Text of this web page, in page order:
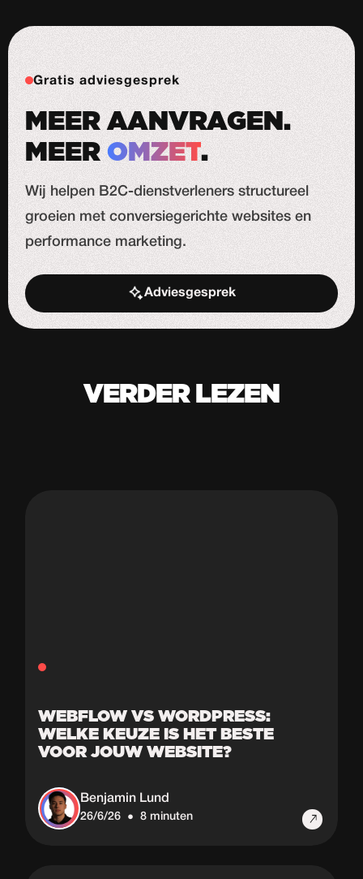
Gratis adviesgesprek
MEER AANVRAGEN.
MEEROMZET.
Wij helpen B2C-dienstverleners structureel
groeien met conversiegerichte websites en
performance marketing.
Adviesgesprek
Start de uitdaging
VERDER LEZEN
WEBFLOW VS WORDPRESS:
WELKE KEUZE IS HET BESTE
VOOR JOUW WEBSITE?
Benjamin Lund
26/6/26 • 8 minuten